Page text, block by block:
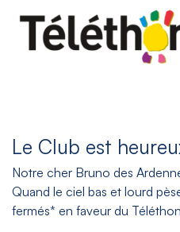
Le Club est
Notre cher Bruno des
Quand le ciel bas et lourd
fermés* en faveur du